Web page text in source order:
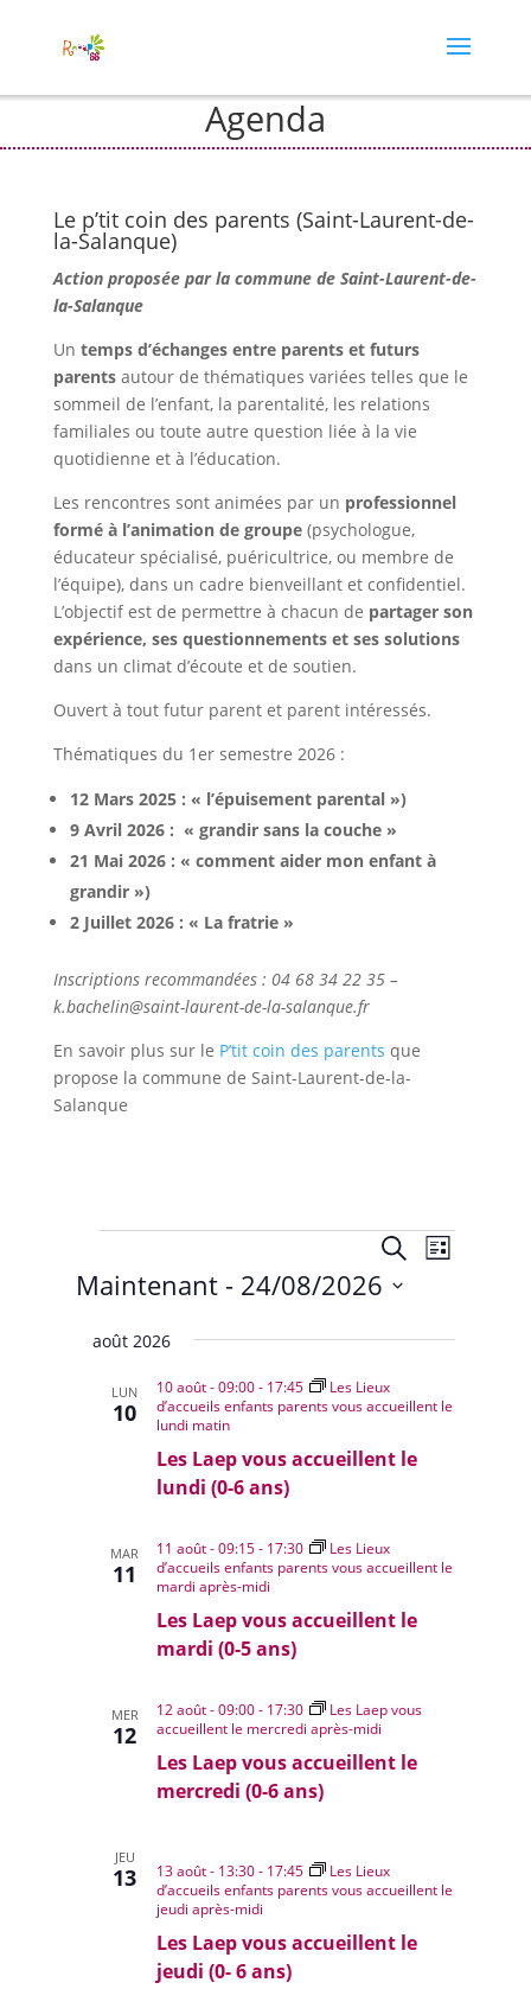
Agenda
Le p’tit coin des parents (Saint-Laurent-de-
la-Salanque)
Action proposée par la commune de Saint-Laurent-de-
la-Salanque
Un temps d’échanges entre parents et futurs
parentsautour de thématiques variées telles que le
sommeil de l’enfant, la parentalité, les relations
familiales ou toute autre question liée à la vie
quotidienne et à l’éducation.
Les rencontres sont animées par un professionnel
formé à l’animation de groupe(psychologue,
éducateur spécialisé, puéricultrice, ou membre de
l’équipe), dans un cadre bienveillant et confidentiel.
L’objectif est de permettre à chacun de partager son
expérience, ses questionnements et ses solutions
dans un climat d’écoute et de soutien.
Ouvert à tout futur parent et parent intéressés.
Thématiques du 1er semestre 2026 :
12 Mars 2025 : « l’épuisement parental »)
9 Avril 2026 : « grandir sans la couche »
21 Mai 2026 : « comment aider mon enfant à
grandir »)
2 Juillet 2026 : « La fratrie »
Inscriptions recommandées : 04 68 34 22 35 –
k.bachelin@saint-laurent-de-la-salanque.fr
En savoir plus sur le P’tit coin des parents que
propose la commune de Saint-Laurent-de-la-
Salanque
Évènements Recherche
et
navigation
de
Recherche
de
Liste
Maintenant - 24/08/2026
une
août 2026
LUN
10
Les Laep vous accueillent le
lundi (0-6 ans)
10 août - 09:00- 17:45
Les Lieux
d’accueils enfants parents vous accueillent le
lundi matin
MAR
11
Les Laep vous accueillent le
mardi (0-5 ans)
11 août - 09:15- 17:30
Les Lieux
d’accueils enfants parents vous accueillent le
mardi après-midi
MER
12
Les Laep vous accueillent le
mercredi (0-6 ans)
12 août - 09:00- 17:30
Les Laep vous
accueillent le mercredi après-midi
JEU
13
Les Laep vous accueillent le
jeudi (0- 6 ans)
13 août - 13:30- 17:45
Les Lieux
d’accueils enfants parents vous accueillent le
jeudi après-midi